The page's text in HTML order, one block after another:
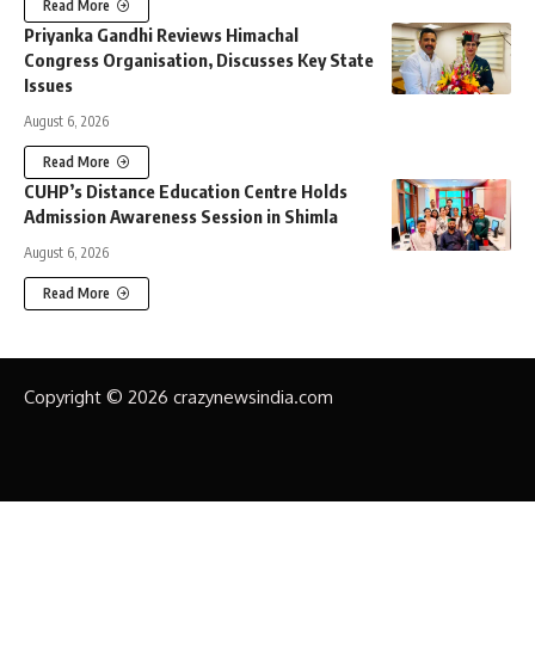
Read More
Priyanka Gandhi Reviews Himachal
Congress Organisation, Discusses Key State
Issues
August 6, 2026
Read More
CUHP’s Distance Education Centre Holds
Admission Awareness Session in Shimla
August 6, 2026
Read More
Copyright © 2026 crazynewsindia.com